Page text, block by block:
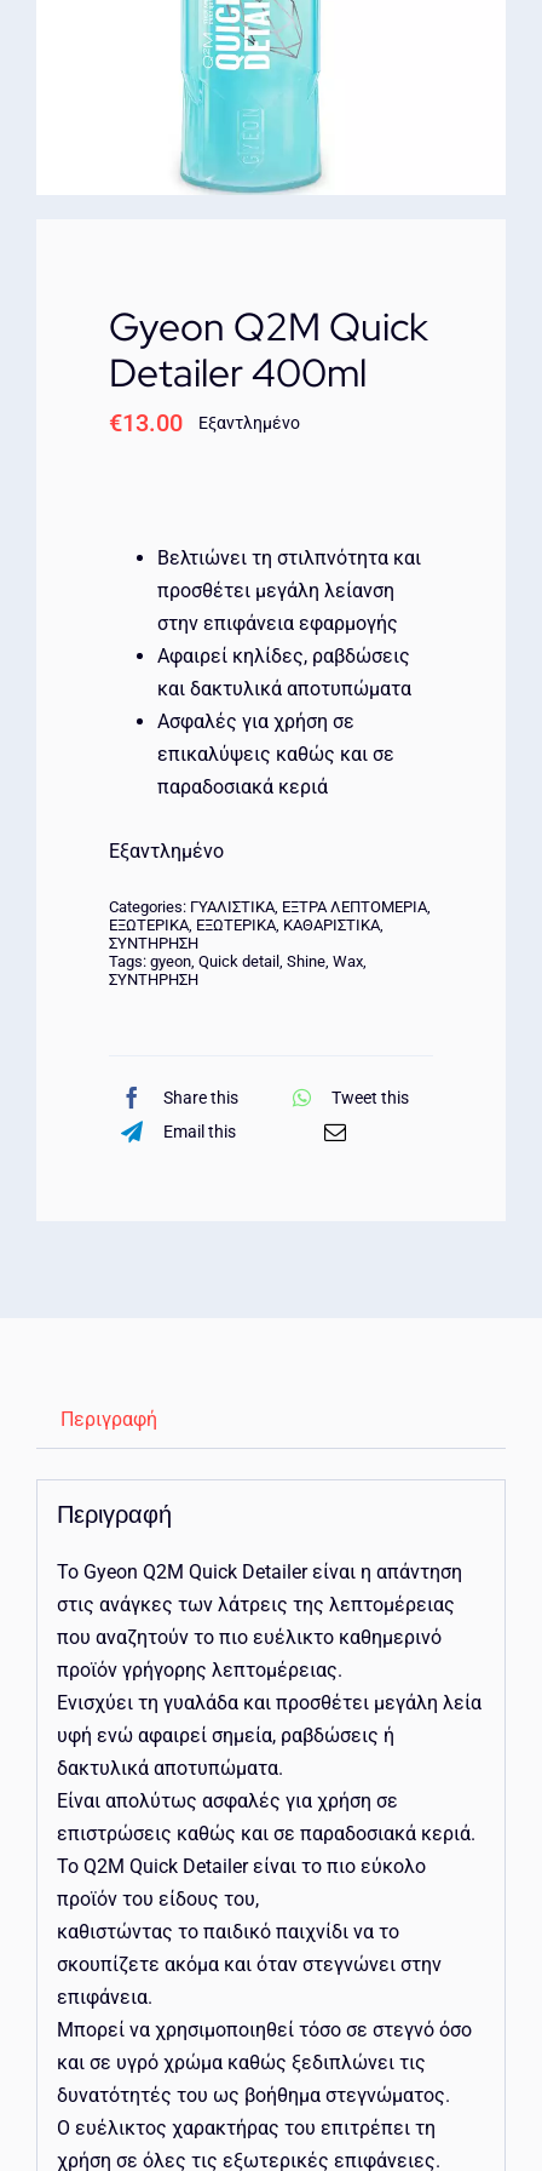
ΕΠΙΚΟΙΝΩΝΙΑ
Gyeon Q2M Quick
Detailer 400ml
€13.00 Εξαντλημένο
Βελτιώνει τη στιλπνότητα και
προσθέτει μεγάλη λείανση
στην επιφάνεια εφαρμογής
Αφαιρεί κηλίδες, ραβδώσεις
και δακτυλικά αποτυπώματα
Ασφαλές για χρήση σε
επικαλύψεις καθώς και σε
παραδοσιακά κεριά
Εξαντλημένο
Categories: ΓΥΑΛΙΣΤΙΚΑ, ΕΞΤΡΑ ΛΕΠΤΟΜΕΡΙΑ,
ΕΞΩΤΕΡΙΚΑ, ΕΞΩΤΕΡΙΚΑ, ΚΑΘΑΡΙΣΤΙΚΑ,
ΣΥΝΤΗΡΗΣΗ
Tags: gyeon, Quick detail , Shine, Wax,
ΣΥΝΤΗΡΗΣΗ
Share this
Tweet this
Email this
Περιγραφή
Περιγραφή
Το Gyeon Q2M Quick Detailer είναι η απάντηση
στις ανάγκες των λάτρεις της λεπτομέρειας
που αναζητούν το πιο ευέλικτο καθημερινό
προϊόν γρήγορης λεπτομέρειας.
Ενισχύει τη γυαλάδα και προσθέτει μεγάλη λεία
υφή ενώ αφαιρεί σημεία, ραβδώσεις ή
δακτυλικά αποτυπώματα.
Είναι απολύτως ασφαλές για χρήση σε
επιστρώσεις καθώς και σε παραδοσιακά κεριά.
Το Q2M Quick Detailer είναι το πιο εύκολο
προϊόν του είδους του,
καθιστώντας το παιδικό παιχνίδι να το
σκουπίζετε ακόμα και όταν στεγνώνει στην
επιφάνεια.
Μπορεί να χρησιμοποιηθεί τόσο σε στεγνό όσο
και σε υγρό χρώμα καθώς ξεδιπλώνει τις
δυνατότητές του ως βοήθημα στεγνώματος.
Ο ευέλικτος χαρακτήρας του επιτρέπει τη
χρήση σε όλες τις εξωτερικές επιφάνειες.